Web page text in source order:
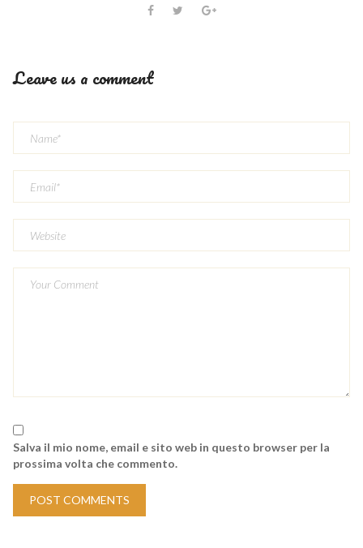
Leave us a comment
Salva il mio nome, email e sito web in questo browser per la
prossima volta che commento.